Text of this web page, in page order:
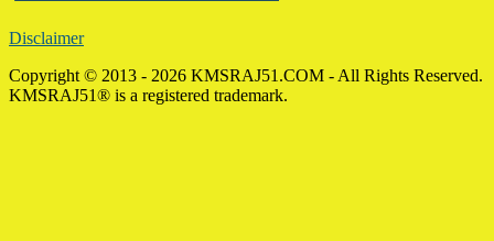
Disclaimer
Copyright © 2013 - 2026 KMSRAJ51.COM - All Rights Reserved.
KMSRAJ51® is a registered trademark.